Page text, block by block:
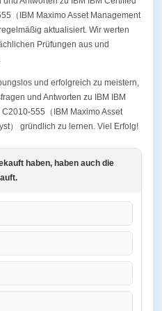
（IBM Maximo Asset Management
aktualisiert. Wir werten
Prüfungen aus und
und erfolgreich zu meistern,
und Antworten zu IBM IBM
555（IBM Maximo Asset
） gründlich zu lernen. Viel Erfolg!
haben, haben auch die